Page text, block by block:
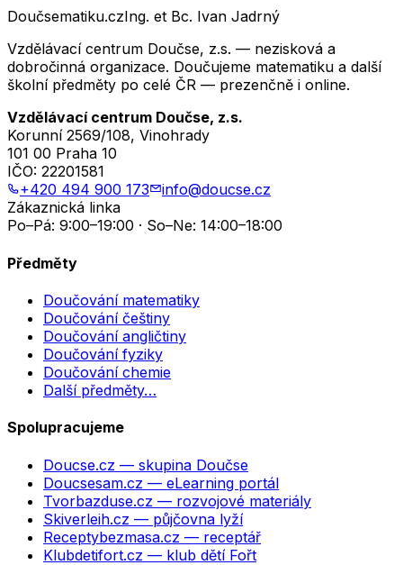
Doučsematiku.czIng. et Bc. Ivan Jadrný
Vzdělávací centrum Doučse, z.s. — nezisková a
dobročinná organizace. Doučujeme matematiku a další
školní předměty po celé ČR — prezenčně i online.
Vzdělávací centrum Doučse, z.s.
Korunní 2569/108, Vinohrady
101 00 Praha 10
IČO: 22201581
+420 494 900 173
info@doucse.cz
Zákaznická linka
Po–Pá: 9:00–19:00 · So–Ne: 14:00–18:00
Předměty
Doučování matematiky
Doučování češtiny
Doučování angličtiny
Doučování fyziky
Doučování chemie
Další předměty…
Spolupracujeme
Doucse.cz — skupina Doučse
Doucsesam.cz — eLearning portál
Tvorbazduse.cz — rozvojové materiály
Skiverleih.cz — půjčovna lyží
Receptybezmasa.cz — receptář
Klubdetifort.cz — klub dětí Fořt